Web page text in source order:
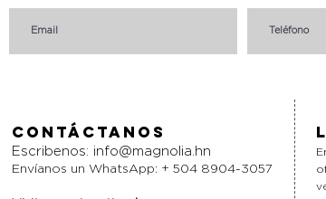
Contáctanos
Escribenos: info@magnolia.hn
Envíanos un WhatsApp: + 504 8904-3057